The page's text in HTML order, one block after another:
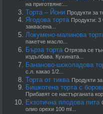
на приготвяне:...
Торта – Йони Продукти за
Ягодова торта Продукти: 3
заквасена...
Локумено-малинова
пакетче масло...
Бърза торта Отрязва се
издълбава. Кухината...
Бананово-шоколадова
с.л. какао 1/2...
Торта от тиква Продукти
Бишкотена торта с
Прибавят се настърганата
Екзотична плодова пита
олио орехи 100 ml...